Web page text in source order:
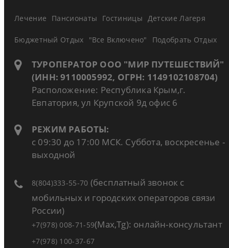
Лечение Пансионаты Гостиницы Детские Лагеря
Бюджетный Отдых "Все Включено" Подобрать Отдых
ТУРОПЕРАТОР ООО "МИР ПУТЕШЕСТВИЙ"
(ИНН: 9110005992, ОГРН: 1149102108704)
Расположение: Республика Крым,г.
Евпатория, ул Крупской 9д офис 6
РЕЖИМ РАБОТЫ:
с 09:30 до 17:00 МСК. Суббота, воскресенье -
выходной
8(804)333-55-70 (бесплатный звонок с
мобильных и городских операторов связи
России)
+7(978) 008-71-59(Max,Tg): онлайн-консультант
+7(978) 100-37-67